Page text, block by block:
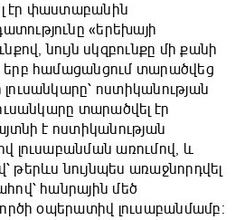
էր փաստաբանին
«երեխայի
նույն սկզբունքը մի քանի
երբ համացանցում տարածվեց
ոստիկանության
տարածվել էր
է ոստիկանության
լուսաբանման առումով, և
թերևս նույնպես առաջնորդվել
հանրային մեծ
օպերատիվ լուսաբանմամբ։